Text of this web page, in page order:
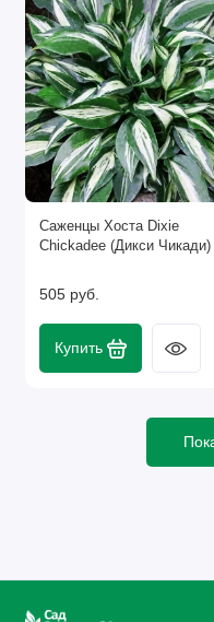
Саженцы Хоста Dixie
Chickadee (Дикси Чикади)
505 руб.
Купить